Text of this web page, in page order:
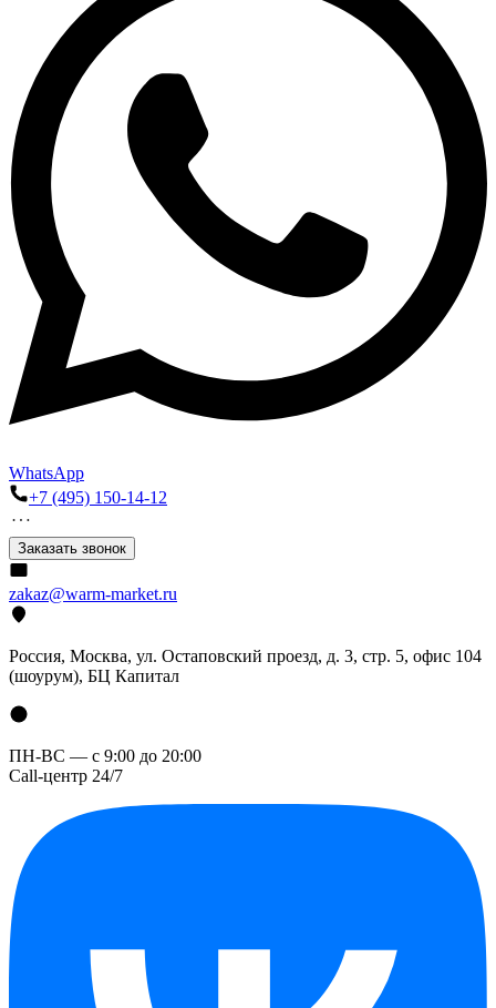
WhatsApp
+7 (495) 150-14-12
Заказать звонок
zakaz@warm-market.ru
Россия, Москва, ул. Остаповский проезд, д. 3, стр. 5, офис 104
(шоурум), БЦ Капитал
ПН-ВС — с 9:00 до 20:00
Call-центр 24/7